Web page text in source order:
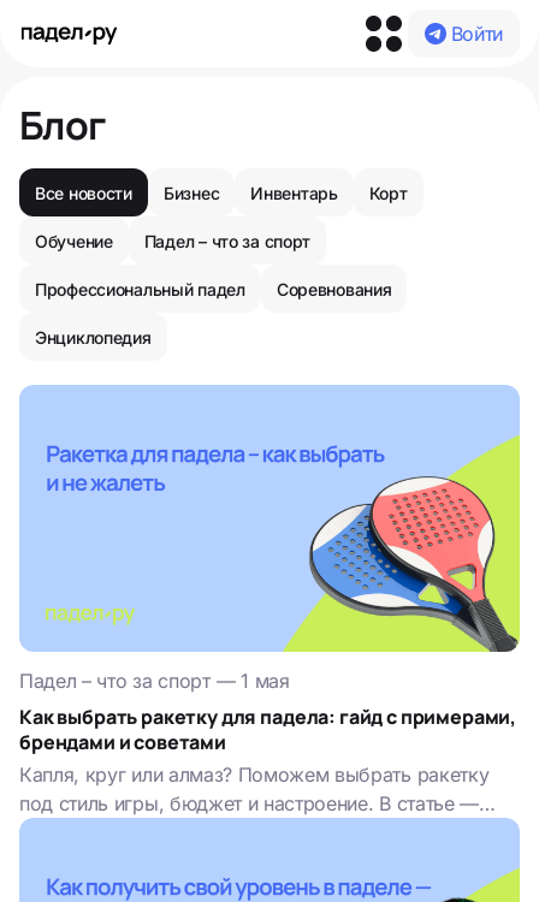
Войти
Блог
Все новости Бизнес Инвентарь Корт
Обучение Падел – что за спорт
Профессиональный падел Соревнования
Энциклопедия
Падел – что за спорт — 1 мая
Как выбрать ракетку для падела: гайд с примерами,
брендами и советами
Капля, круг или алмаз? Поможем выбрать ракетку
под стиль игры, бюджет и настроение. В статье —
модели, цены и шутка-другая.